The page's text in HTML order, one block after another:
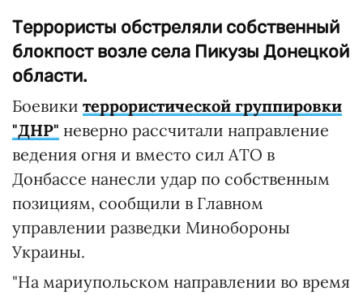
Террористы обстреляли собственный
блокпост возле села Пикузы Донецкой
области.
Боевики террористической группировки
"ДНР" неверно рассчитали направление
ведения огня и вместо сил АТО в
Донбассе нанесли удар по собственным
позициям, сообщили в Главном
управлении разведки Минобороны
Украины.
"На мариупольском направлении во время